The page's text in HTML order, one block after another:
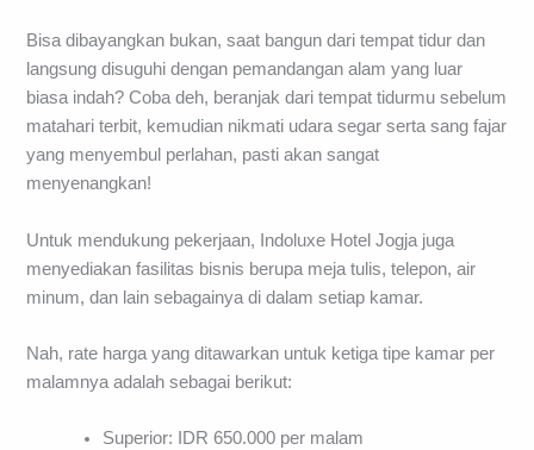
Bisa dibayangkan bukan, saat bangun dari tempat tidur dan
langsung disuguhi dengan pemandangan alam yang luar
biasa indah? Coba deh, beranjak dari tempat tidurmu sebelum
matahari terbit, kemudian nikmati udara segar serta sang fajar
yang menyembul perlahan, pasti akan sangat
menyenangkan!
Untuk mendukung pekerjaan, Indoluxe Hotel Jogja juga
menyediakan fasilitas bisnis berupa meja tulis, telepon, air
minum, dan lain sebagainya di dalam setiap kamar.
Nah, rate harga yang ditawarkan untuk ketiga tipe kamar per
malamnya adalah sebagai berikut:
Superior: IDR 650.000 per malam